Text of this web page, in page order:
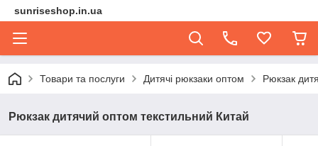
sunriseshop.in.ua
Товари та послуги Дитячі рюкзаки оптом Рюкзак
Рюкзак дитячий оптом текстильний Китай